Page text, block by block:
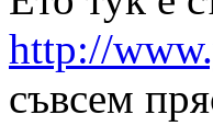
http://
съвсем